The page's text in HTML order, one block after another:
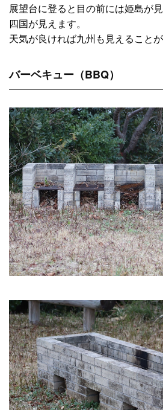
展望台に登ると目の前には姫島が
四国が見えます。
天気が良ければ九州も見えることが
バーベキュー（BBQ）